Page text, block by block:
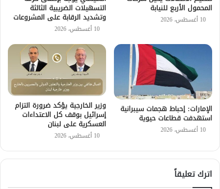
المحمول الأربع للنيابة
10 أغسطس، 2026
التسهيلات الضريبية الثالثة
وتشديد الرقابة على المشروعات
10 أغسطس، 2026
الإمارات: إحباط هجمات سيبرانية
استهدفت قطاعات حيوية
10 أغسطس، 2026
وزير الخارجية يؤكد ضرورة التزام
إسرائيل بوقف كل الاعتداءات
العسكرية على لبنان
10 أغسطس، 2026
اترك تعليقاً